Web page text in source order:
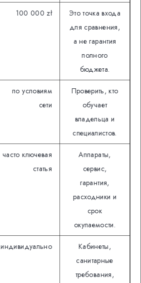
100 000 zł
Это точка входа
для сравнения,
а не гарантия
полного
бюджета.
по условиям
сети
Проверить, кто
обучает
владельца и
специалистов.
часто ключевая
статья
Аппараты,
сервис,
гарантия,
расходники и
срок
окупаемости.
индивидуально
Кабинеты,
санитарные
требования,